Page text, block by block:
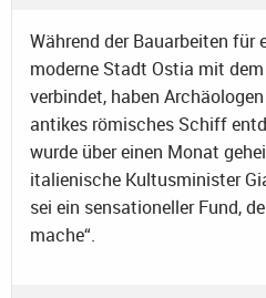
Während der Bauarbeiten für
moderne Stadt Ostia mit
verbindet, haben
antikes römisches Schiff
wurde über einen Monat
italienische Kultusminister
sei ein sensationeller Fund,
mache“.